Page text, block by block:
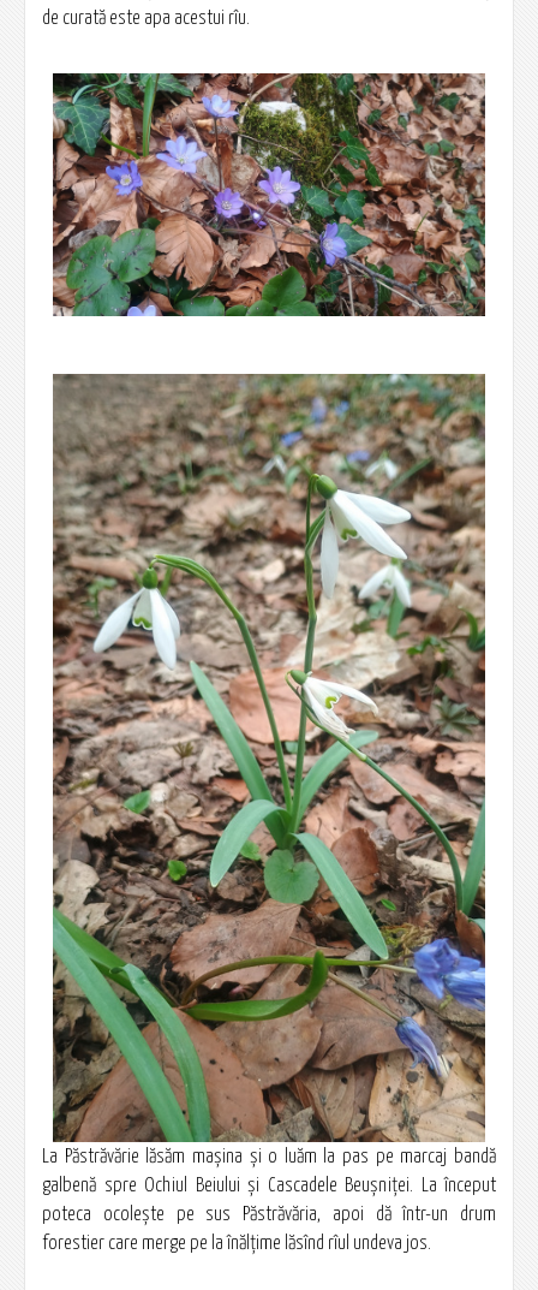
de curată este apa acestui rîu.
La Păstrăvărie lăsăm mașina și o luăm la pas pe marcaj bandă
galbenă spre Ochiul Beiului și Cascadele Beușniței. La început
poteca ocolește pe sus Păstrăvăria, apoi dă într-un drum
forestier care merge pe la înălțime lăsînd rîul undeva jos.